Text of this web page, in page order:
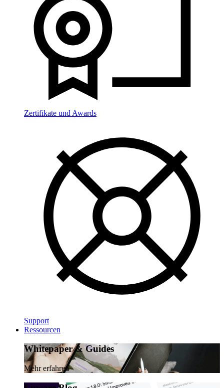
Zertifikate und Awards
Support
Ressourcen
Whitepaper & Guides
Mehr erfahren